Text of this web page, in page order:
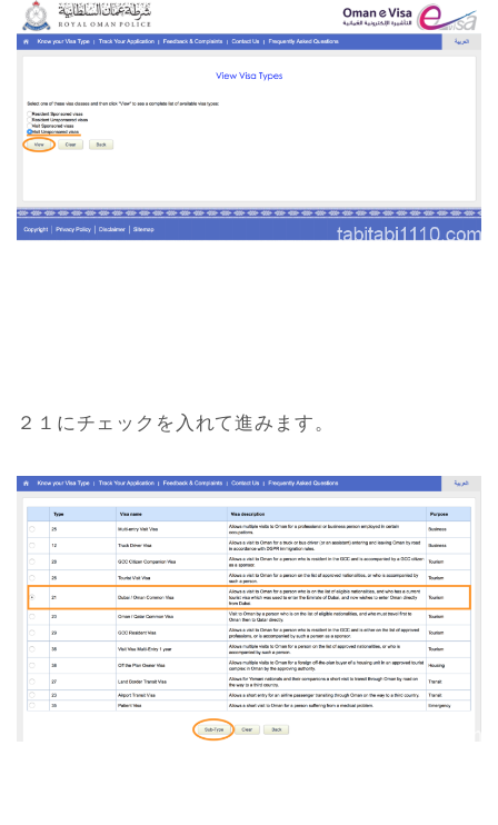
２１にチェックを入れて進みます。